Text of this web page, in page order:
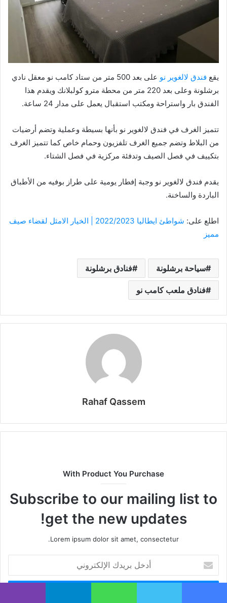
يقع فندق لالغوير نو
على بعد 500 متر من ستاد كامب نو معقل نادي
برشلونة وعلى بعد 220 متر من محطة مترو كولبلانك ويقدم هذا
الفندق بار واستراحة ومكتب استقبال يعمل على مدار 24 ساعة.
تتميز الغرف في فندق لالغوير نو بأنها بسيطة وعملية وتضم أرضيات
من البلاط وتضم جميع الغرف تلفزيون وحمام خاص كما تتميز الغرف
بتكييف في فصل الصيف وتدفئة مركزية في فصل الشتاء.
يقدم فندق لالغوير نو وجبة إفطار يومية على طراز بوفيه من الأطباق
الباردة والساخنة.
اطلع على:
شواطئ ايطاليا 2022/2023 | الخيار الامثل لقضاء صيف
مميز
سياحة برشلونة فنادق برشلونة
فنادق ملعب كامب نو
Rahaf Qassem
With Product You Purchase
Subscribe to our mailing list to
get the new updates!
Lorem ipsum dolor sit amet, consectetur.
بريدك
الإلكتروني